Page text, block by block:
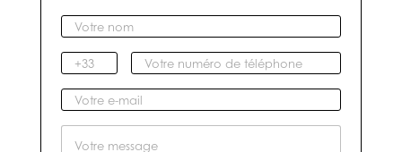
V
o
t
r
e
n
o
I
n
d
i
c
V
o
t
r
e
n
V
o
t